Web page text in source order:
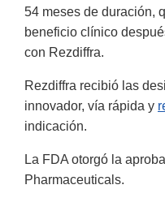
54 meses de duración,
beneficio clínico
con Rezdiffra.
Rezdiffra recibió las
innovador, vía rápida y
indicación.
La FDA otorgó la
Pharmaceuticals.